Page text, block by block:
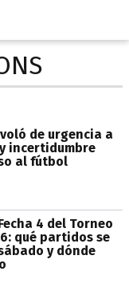
de urgencia a
incertidumbre
al fútbol
4 del Torneo
qué partidos se
y dónde